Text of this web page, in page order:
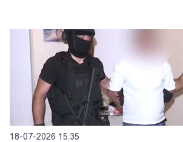
18-07-2026 15:35